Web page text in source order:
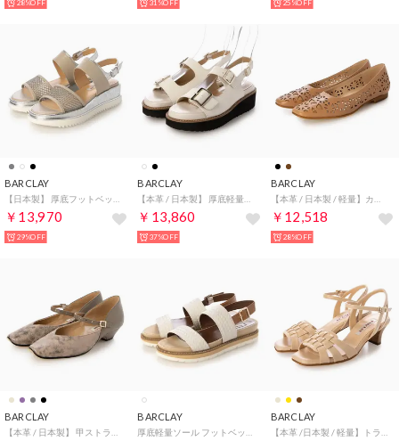
28%OFF 31%OFF 25%OFF
BARCLAY
￥13,970
29%OFF
BARCLAY
￥13,860
37%OFF
BARCLAY
￥12,518
28%OFF
BARCLAY BARCLAY BARCLAY